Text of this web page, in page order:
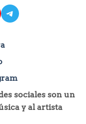
Telegram
sociales son un
y al artista